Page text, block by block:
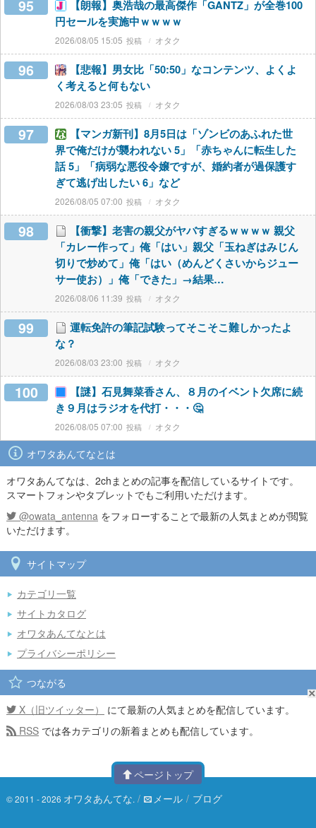
95
【朗報】奥浩哉の最高傑作「GANTZ」が全巻100
円セールを実施中ｗｗｗｗ
2026/08/05 15:05 オタク
96
【悲報】男女比「50:50」なコンテンツ、よくよ
く考えると何もない
2026/08/03 23:05 オタク
97
【マンガ新刊】8月5日は「ゾンビのあふれた世
界で俺だけが襲われない 5」「赤ちゃんに転生した
話 5」「病弱な悪役令嬢ですが、婚約者が過保護す
ぎて逃げ出したい 6」など
2026/08/05 07:00 オタク
98
【衝撃】老害の親父がヤバすぎるｗｗｗｗ 親父
「カレー作って」俺「はい」親父「玉ねぎはみじん
切りで炒めて」俺「はい（めんどくさいからジュー
サー使お）」俺「できた」→結果…
2026/08/06 11:39 オタク
99
運転免許の筆記試験ってそこそこ難しかったよ
な？
2026/08/03 23:00 オタク
100
【謎】石見舞菜香さん、８月のイベント欠席に続
き９月はラジオを代打・・・🤔
2026/08/05 07:00 オタク
オワタあんてなとは
オワタあんてなは、2chまとめの記事を配信しているサイトです。
スマートフォンやタブレットでもご利用いただけます。
@owata_antenna をフォローすることで最新の人気まとめが閲覧
いただけます。
サイトマップ
カテゴリ一覧
サイトカタログ
オワタあんてなとは
プライバシーポリシー
つながる
X（旧ツイッター）
にて最新の人気まとめを配信しています。
RSS では各カテゴリの新着まとめも配信しています。
ページトップ
© 2011 - 2026 オワタあんてな. / メール / ブログ